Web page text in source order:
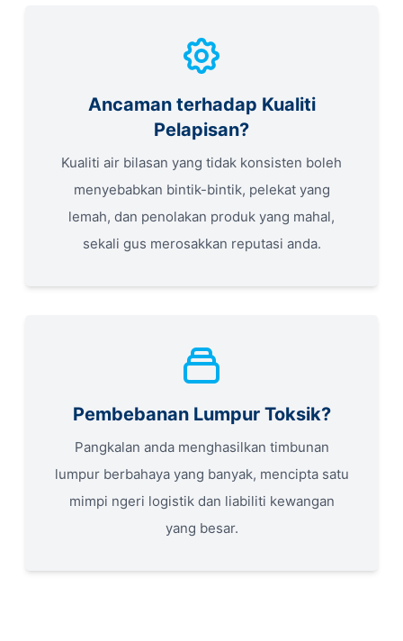
Ancaman terhadap Kualiti
Pelapisan?
Kualiti air bilasan yang tidak konsisten boleh
menyebabkan bintik-bintik, pelekat yang
lemah, dan penolakan produk yang mahal,
sekali gus merosakkan reputasi anda.
Pembebanan Lumpur Toksik?
Pangkalan anda menghasilkan timbunan
lumpur berbahaya yang banyak, mencipta satu
mimpi ngeri logistik dan liabiliti kewangan
yang besar.